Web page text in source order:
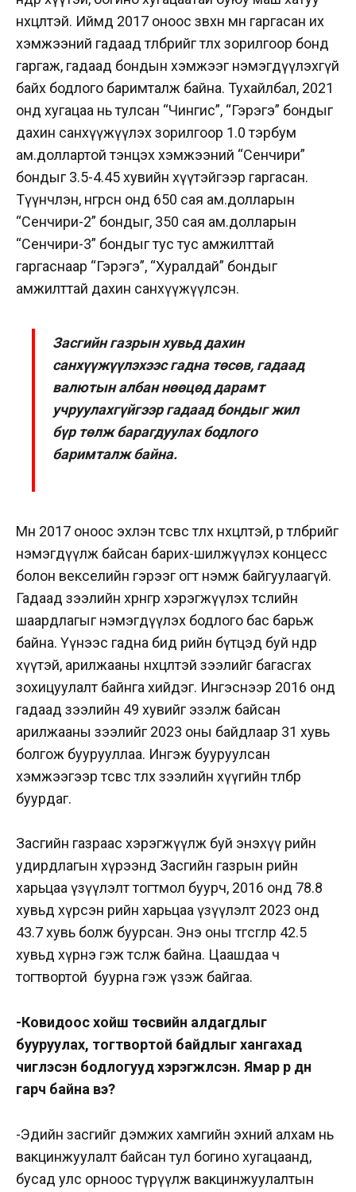
нөхцөлтэй. Иймд 2017 оноос зөвхөн өмнө гаргасан их
хэмжээний гадаад төлбөрийг төлөх зорилгоор бонд
гаргаж, гадаад бондын хэмжээг нэмэгдүүлэхгүй
байх бодлого баримталж байна. Тухайлбал, 2021
онд хугацаа нь тулсан “Чингис”, “Гэрэгэ” бондыг
дахин санхүүжүүлэх зорилгоор 1.0 тэрбум
ам.доллартой тэнцэх хэмжээний “Сенчири”
бондыг 3.5-4.45 хувийн хүүтэйгээр гаргасан.
Түүнчлэн, өнгөрсөн онд 650 сая ам.долларын
“Сенчири-2” бондыг, 350 сая ам.долларын
“Сенчири-3” бондыг тус тус амжилттай
гаргаснаар “Гэрэгэ”, “Хуралдай” бондыг
амжилттай дахин санхүүжүүлсэн.
Засгийн газрын хувьд дахин
санхүүжүүлэхээс гадна төсөв, гадаад
валютын албан нөөцөд дарамт
учруулахгүйгээр гадаад бондыг жил
бүр төлж барагдуулах бодлого
баримталж байна.
Мөн 2017 оноос эхлэн төсвөөс төлөх нөхцөлтэй, өр төлбөрийг
нэмэгдүүлж байсан барих-шилжүүлэх концесс
болон векселийн гэрээг огт нэмж байгуулаагүй.
Гадаад зээлийн хөрөнгөөр хэрэгжүүлэх төслийн
шаардлагыг нэмэгдүүлэх бодлого бас барьж
байна. Үүнээс гадна бид өрийн бүтцэд буй өндөр
хүүтэй, арилжааны нөхцөлтэй зээлийг багасгах
зохицуулалт байнга хийдэг. Ингэснээр 2016 онд
гадаад зээлийн 49 хувийг эзэлж байсан
арилжааны зээлийг 2023 оны байдлаар 31 хувь
болгож буурууллаа. Ингэж бууруулсан
хэмжээгээр төсвөөс төлөх зээлийн хүүгийн төлбөр
буурдаг.
Засгийн газраас хэрэгжүүлж буй энэхүү өрийн
удирдлагын хүрээнд Засгийн газрын өрийн
харьцаа үзүүлэлт тогтмол буурч, 2016 онд 78.8
хувьд хүрсэн өрийн харьцаа үзүүлэлт 2023 онд
43.7 хувь болж буурсан. Энэ оны төгсгөлөөр 42.5
хувьд хүрнэ гэж төсөөлж байна. Цаашдаа ч
тогтвортой буурна гэж үзэж байгаа.
-Ковидоос хойш төсвийн алдагдлыг
бууруулах, тогтвортой байдлыг хангахад
чиглэсэн бодлогууд хэрэгжүүлсэн. Ямар үр дүн
гарч байна вэ?
-Эдийн засгийг дэмжих хамгийн эхний алхам нь
вакцинжуулалт байсан тул богино хугацаанд,
бусад улс орноос түрүүлж вакцинжуулалтын